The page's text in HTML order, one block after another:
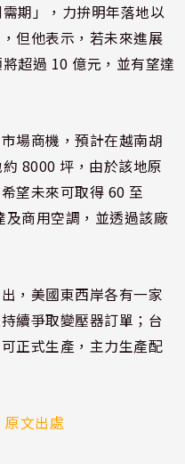
期」，力拚明年落地以
但他表示，若未來進展
超過 10 億元，並有望達
場商機，預計在越南胡
8000 坪，由於該地原
望未來可取得 60 至
商用空調，並透過該廠
，美國東西岸各有一家
續爭取變壓器訂單；台
正式生產，主力生產配
原文出處